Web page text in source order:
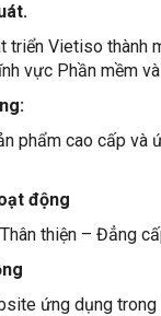
triển Vietiso thành
vực Phần mềm
phẩm cao cấp và
động
thiện – Đẳng
ứng dụng trong